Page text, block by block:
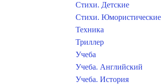
Стихи. Детские
Стихи. Юмористические
Техника
Триллер
Учеба
Учеба. Английский
Учеба. История